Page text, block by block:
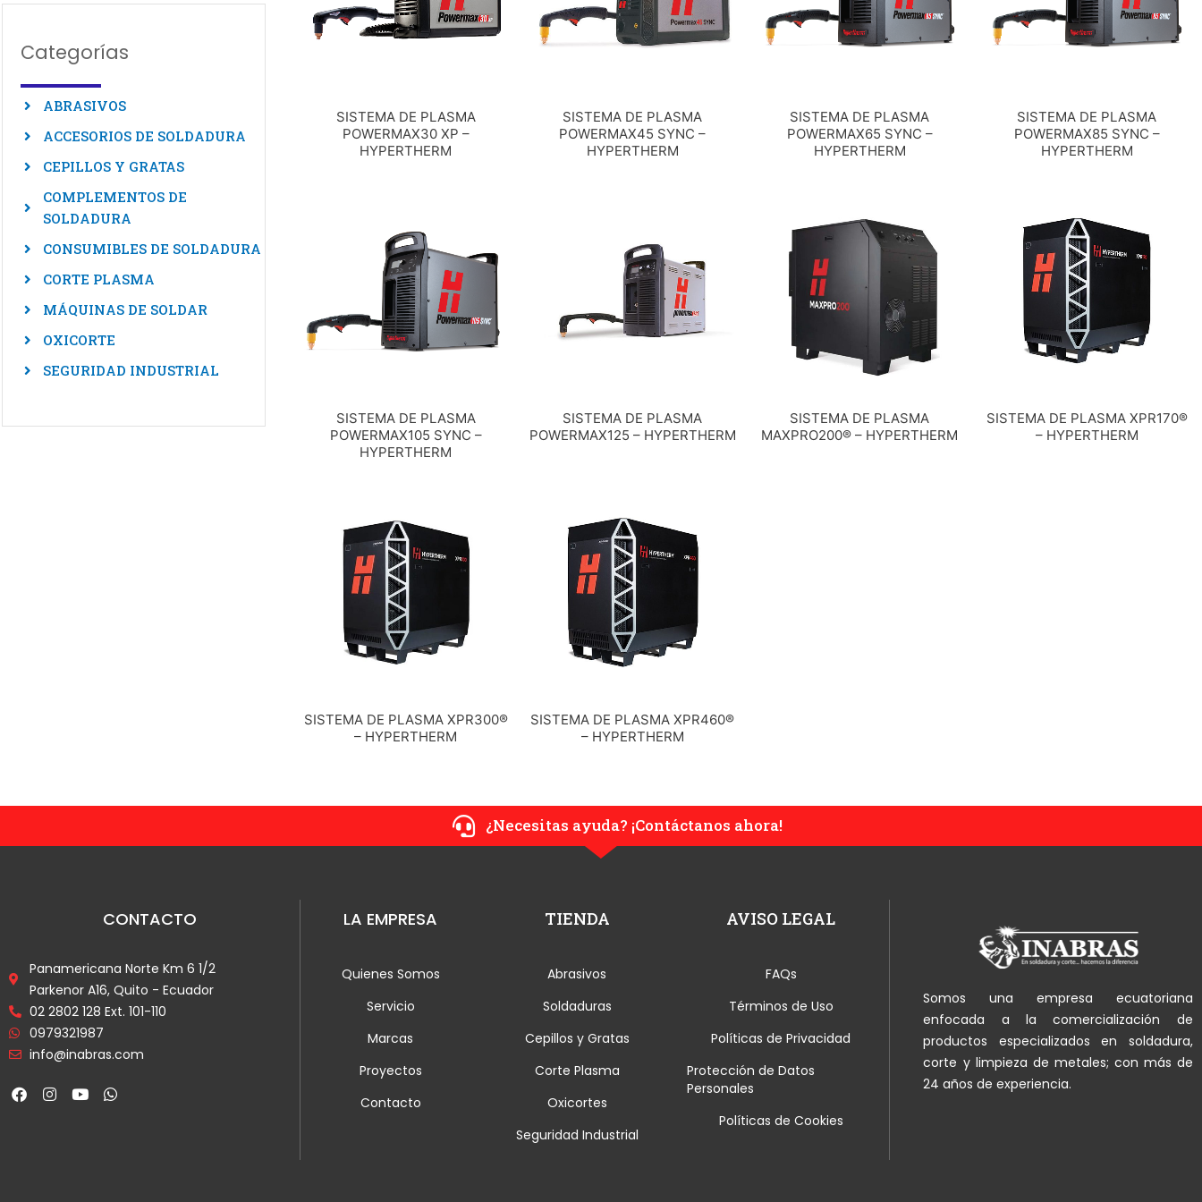
Categorías
ABRASIVOS
ACCESORIOS DE SOLDADURA
CEPILLOS Y GRATAS
COMPLEMENTOS DE
SOLDADURA
CONSUMIBLES DE SOLDADURA
CORTE PLASMA
MÁQUINAS DE SOLDAR
OXICORTE
SEGURIDAD INDUSTRIAL
SISTEMA DE PLASMA
POWERMAX30 XP –
HYPERTHERM
SISTEMA DE PLASMA
POWERMAX45 SYNC –
HYPERTHERM
SISTEMA DE PLASMA
POWERMAX65 SYNC –
HYPERTHERM
SISTEMA DE PLASMA
POWERMAX85 SYNC –
HYPERTHERM
SISTEMA DE PLASMA
POWERMAX105 SYNC –
HYPERTHERM
SISTEMA DE PLASMA
POWERMAX125 – HYPERTHERM
SISTEMA DE PLASMA
MAXPRO200® – HYPERTHERM
SISTEMA DE PLASMA XPR170®
– HYPERTHERM
SISTEMA DE PLASMA XPR300®
– HYPERTHERM
SISTEMA DE PLASMA XPR460®
– HYPERTHERM
¿Necesitas ayuda? ¡Contáctanos ahora!
CONTACTO
Panamericana Norte Km 6 1/2
Parkenor A16, Quito - Ecuador
02 2802 128 Ext. 101-110
0979321987
info@inabras.com
F
a
I
n
Y
o
W
h
LA EMPRESA
Quienes Somos
Servicio
Marcas
Proyectos
Contacto
TIENDA
Abrasivos
Soldaduras
Cepillos y Gratas
Corte Plasma
Oxicortes
Seguridad Industrial
AVISO LEGAL
FAQs
Términos de Uso
Políticas de Privacidad
Protección de Datos
Personales
Políticas de Cookies
Somos una empresa ecuatoriana
enfocada a la comercialización de
productos especializados en soldadura,
corte y limpieza de metales; con más de
24 años de experiencia.